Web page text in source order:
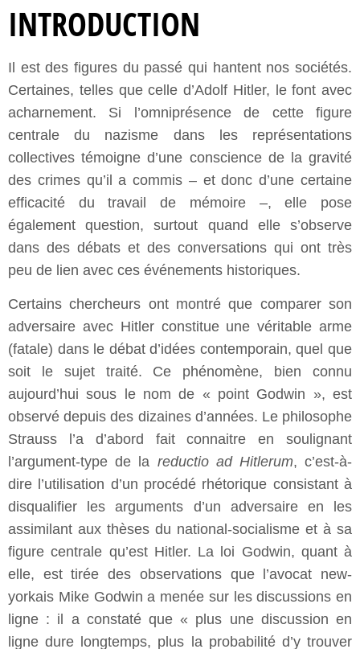
INTRODUCTION
Il est des figures du passé qui hantent nos sociétés.
Certaines, telles que celle d’Adolf Hitler, le font avec
acharnement. Si l’omniprésence de cette figure
centrale du nazisme dans les représentations
collectives témoigne d’une conscience de la gravité
des crimes qu’il a commis – et donc d’une certaine
efficacité du travail de mémoire –, elle pose
également question, surtout quand elle s’observe
dans des débats et des conversations qui ont très
peu de lien avec ces événements historiques.
Certains chercheurs ont montré que comparer son
adversaire avec Hitler constitue une véritable arme
(fatale) dans le débat d’idées contemporain, quel que
soit le sujet traité. Ce phénomène, bien connu
aujourd’hui sous le nom de « point Godwin », est
observé depuis des dizaines d’années. Le philosophe
Strauss l’a d’abord fait connaitre en soulignant
l’argument-type de la reductio ad Hitlerum, c’est-à-
dire l’utilisation d’un procédé rhétorique consistant à
disqualifier les arguments d’un adversaire en les
assimilant aux thèses du national-socialisme et à sa
figure centrale qu’est Hitler. La loi Godwin, quant à
elle, est tirée des observations que l’avocat new-
yorkais Mike Godwin a menée sur les discussions en
ligne : il a constaté que « plus une discussion en
ligne dure longtemps, plus la probabilité d’y trouver